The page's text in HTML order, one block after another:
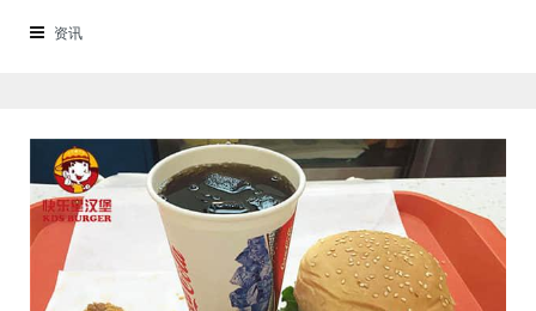
小编带大家一起了解小肥羊火锅加盟的费用情况让创业者拥有更多信息。创
资讯